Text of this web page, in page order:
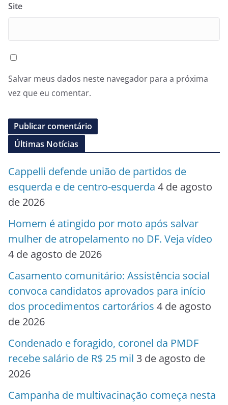
Site
Salvar meus dados neste navegador para a próxima
vez que eu comentar.
Últimas Notícias
Cappelli defende união de partidos de
esquerda e de centro-esquerda 4 de agosto
de 2026
Homem é atingido por moto após salvar
mulher de atropelamento no DF. Veja vídeo
4 de agosto de 2026
Casamento comunitário: Assistência social
convoca candidatos aprovados para início
dos procedimentos cartorários 4 de agosto
de 2026
Condenado e foragido, coronel da PMDF
recebe salário de R$ 25 mil 3 de agosto de
2026
Campanha de multivacinação começa nesta